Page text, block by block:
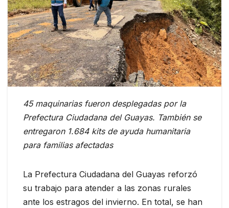
45 maquinarias fueron desplegadas por la
Prefectura Ciudadana del Guayas. También se
entregaron 1.684 kits de ayuda humanitaria
para familias afectadas
La Prefectura Ciudadana del Guayas reforzó
su trabajo para atender a las zonas rurales
ante los estragos del invierno. En total, se han